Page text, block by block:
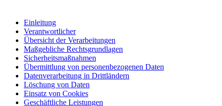
Einleitung
Verantwortlicher
Übersicht der Verarbeitungen
Maßgebliche Rechtsgrundlagen
Sicherheitsmaßnahmen
Übermittlung von personenbezogenen Daten
Datenverarbeitung in Drittländern
Löschung von Daten
Einsatz von Cookies
Geschäftliche Leistungen